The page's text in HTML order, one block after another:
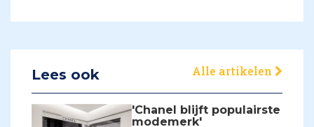
Lees ook Alle artikelen
'Chanel blijft populairste
modemerk'